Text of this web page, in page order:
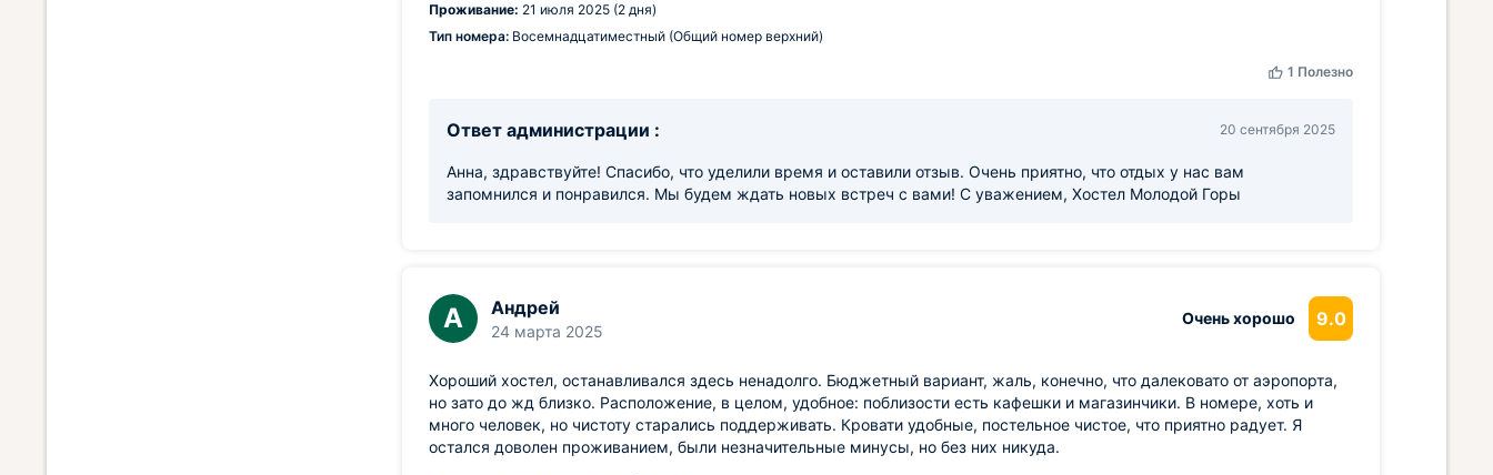
Проживание: 21 июля 2025 (2 дня)
Тип номера: Восемнадцатиместный (Общий номер верхний)
1 Полезно
Ответ администрации : 20 сентября 2025
Анна, здравствуйте! Спасибо, что уделили время и оставили отзыв. Очень приятно, что отдых у нас вам
запомнился и понравился. Мы будем ждать новых встреч с вами! С уважением, Хостел Молодой Горы
А Андрей
24 марта 2025
Очень хорошо 9.0
Хороший хостел, останавливался здесь ненадолго. Бюджетный вариант, жаль, конечно, что далековато от аэропорта,
но зато до жд близко. Расположение, в целом, удобное: поблизости есть кафешки и магазинчики. В номере, хоть и
много человек, но чистоту старались поддерживать. Кровати удобные, постельное чистое, что приятно радует. Я
остался доволен проживанием, были незначительные минусы, но без них никуда.